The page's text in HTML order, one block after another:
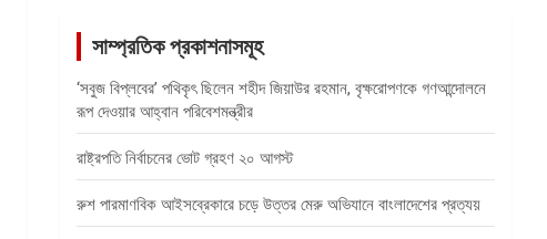
সাম্প্রতিক প্রকাশনাসমূহ
‘সবুজ বিপ্লবের’ পথিকৃৎ ছিলেন শহীদ জিয়াউর রহমান, বৃক্ষরোপণকে গণআন্দোলনে
রূপ দেওয়ার আহ্বান পরিবেশমন্ত্রীর
রাষ্ট্রপতি নির্বাচনের ভোট গ্রহণ ২০ আগস্ট
রুশ পারমাণবিক আইসব্রেকারে চড়ে উত্তর মেরু অভিযানে বাংলাদেশের প্রত্যয়